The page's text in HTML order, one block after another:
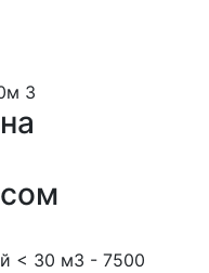
3
< 30 м3 - 7500